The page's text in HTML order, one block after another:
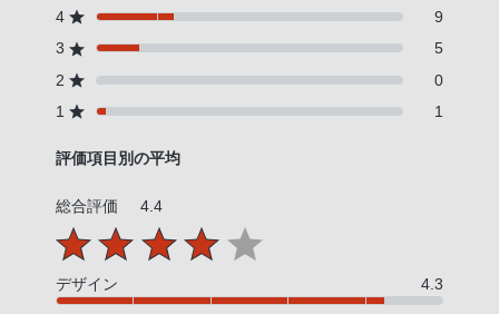
4
9
3
5
2
0
1
1
評価項目別の平均
総合評価 4.4
デザイン 4.3